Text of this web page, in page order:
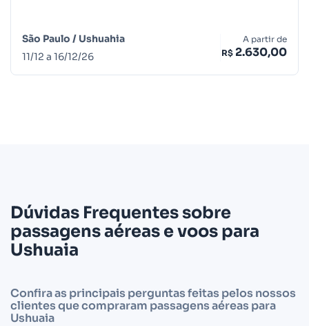
São Paulo / Ushuahia
11/12 a 16/12/26
A partir de
R$ 2.630,00
Dúvidas Frequentes sobre
passagens aéreas e voos para
Ushuaia
Confira as principais perguntas feitas pelos nossos
clientes que compraram passagens aéreas para
Ushuaia